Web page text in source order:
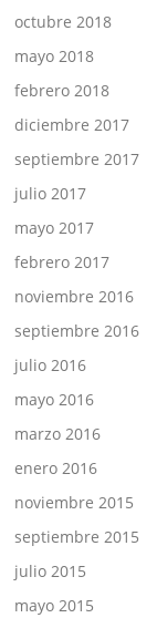
octubre 2018
mayo 2018
febrero 2018
diciembre 2017
septiembre 2017
julio 2017
mayo 2017
febrero 2017
noviembre 2016
septiembre 2016
julio 2016
mayo 2016
marzo 2016
enero 2016
noviembre 2015
septiembre 2015
julio 2015
mayo 2015